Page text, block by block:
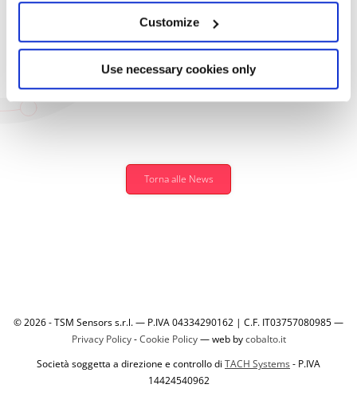
Customize
Use necessary cookies only
Il corso è cofinanziato dal Fondo Sociale Europeo Plus,
dimostrando ancora una volta l’importanza di investire
nella sicurezza dei lavoratori.
Torna alle News
© 2026 - TSM Sensors s.r.l. — P.IVA 04334290162 | C.F. IT03757080985 —
Privacy Policy-Cookie Policy— web bycobalto.it
Società soggetta a direzione e controllo di TACH Systems- P.IVA
14424540962